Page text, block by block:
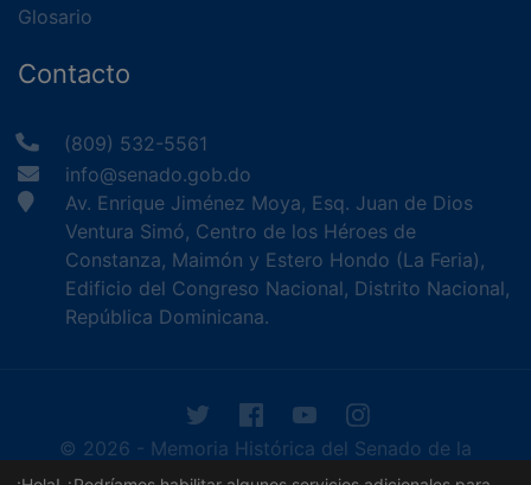
Glosario
Contacto
(809) 532-5561
info@senado.gob.do
Av. Enrique Jiménez Moya, Esq. Juan de Dios
Ventura Simó, Centro de los Héroes de
Constanza, Maimón y Estero Hondo (La Feria),
Edificio del Congreso Nacional, Distrito Nacional,
República Dominicana.
© 2026 - Memoria Histórica del Senado de la
República Dominicana. Todos los derechos